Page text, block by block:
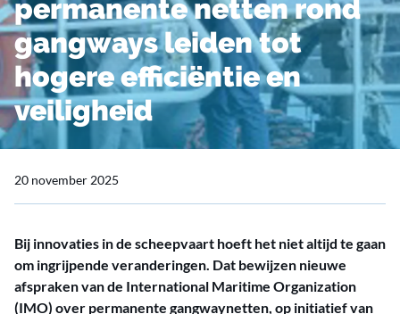
permanente netten rond
gangways leiden tot
hogere efficiëntie en
veiligheid
20 november 2025
Bij innovaties in de scheepvaart hoeft het niet altijd te gaan
om ingrijpende veranderingen. Dat bewijzen nieuwe
afspraken van de International Maritime Organization
(IMO) over permanente gangwaynetten, op initiatief van